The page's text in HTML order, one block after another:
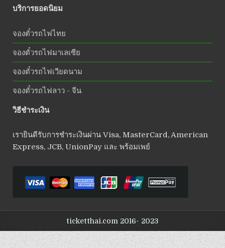
บริการยอดนิยม
จองตั๋วรถไฟไทย
จองตั๋วรถไฟมาเลเซีย
จองตั๋วรถไฟเวียดนาม
จองตั๋วรถไฟลาว - จีน
วิธีชำระเงิน
เรายินดีรับการชำระเงินผ่าน Visa, MasterCard, American
Express, JCB, UnionPay และ พร้อมเพย์
ticketthai.com 2016- 2023